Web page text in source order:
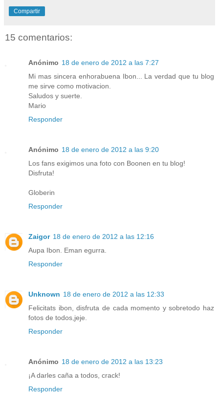
Compartir
15 comentarios:
Anónimo 18 de enero de 2012 a las 7:27
Mi mas sincera enhorabuena Ibon... La verdad que tu blog
me sirve como motivacion.
Saludos y suerte.
Mario
Responder
Anónimo 18 de enero de 2012 a las 9:20
Los fans exigimos una foto con Boonen en tu blog!
Disfruta!
Globerin
Responder
Zaigor 18 de enero de 2012 a las 12:16
Aupa Ibon. Eman egurra.
Responder
Unknown 18 de enero de 2012 a las 12:33
Felicitats ibon, disfruta de cada momento y sobretodo haz
fotos de todos,jeje.
Responder
Anónimo 18 de enero de 2012 a las 13:23
¡A darles caña a todos, crack!
Responder